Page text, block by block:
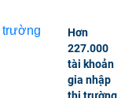
Hơn
227.000
tài khoản
gia nhập